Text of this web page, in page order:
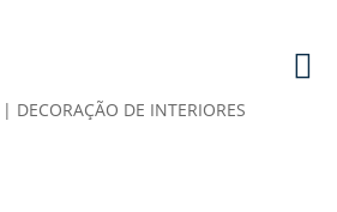
| DECORAÇÃO DE INTERIORES